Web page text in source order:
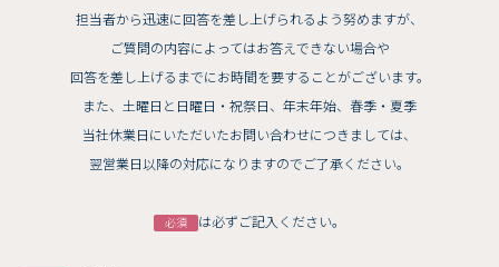
担当者から迅速に回答を差し上げられるよう努めますが、
ご質問の内容によってはお答えできない場合や
回答を差し上げるまでにお時間を要することがございます。
また、土曜日と日曜日・祝祭日、年末年始、春季・夏季
当社休業日にいただいたお問い合わせにつきましては、
翌営業日以降の対応になりますのでご了承ください。
必須 は必ずご記入ください。